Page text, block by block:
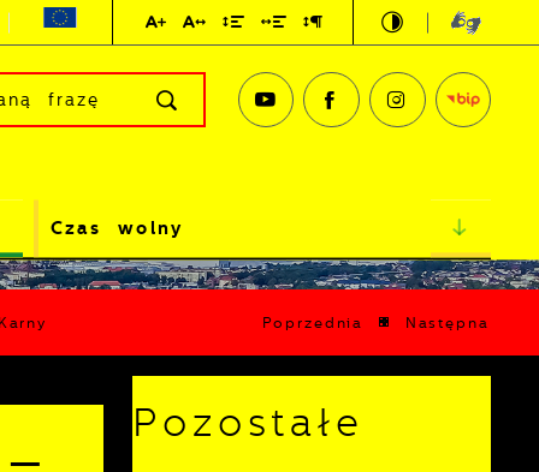
Czas wolny
Poprzednia Następna
Pozostałe